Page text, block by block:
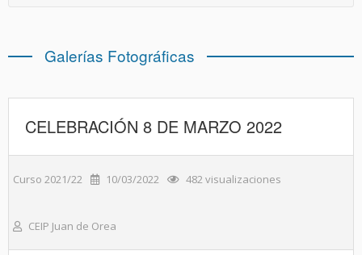
Galerías Fotográficas
CELEBRACIÓN 8 DE MARZO 2022
Curso 2021/22 10/03/2022 482 visualizaciones
CEIP Juan de Orea